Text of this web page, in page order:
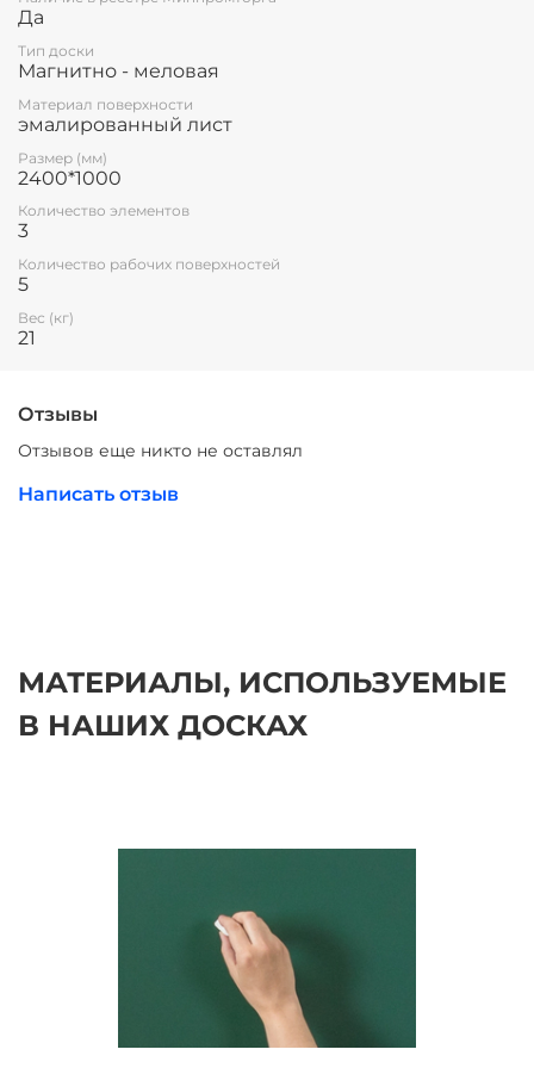
Да
Тип доски
Магнитно - меловая
Материал поверхности
эмалированный лист
Размер (мм)
2400*1000
Количество элементов
3
Количество рабочих поверхностей
5
Вес (кг)
21
Отзывы
Отзывов еще никто не оставлял
Написать отзыв
МАТЕРИАЛЫ, ИСПОЛЬЗУЕМЫЕ
В НАШИХ ДОСКАХ